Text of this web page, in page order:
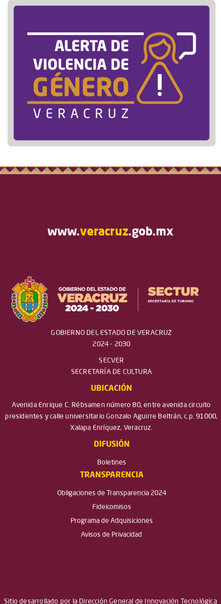
www.veracruz.gob.mx
GOBIERNO DEL ESTADO DE VERACRUZ
2024 - 2030
SECVER
SECRETARÍA DE CULTURA
UBICACIÓN
Avenida Enrique C. Rébsamen número 80, entre avenida circuito
presidentes y calle universitario Gonzalo Aguirre Beltrán, c.p. 91000,
Xalapa Enríquez, Veracruz.
DIFUSIÓN
Boletines
TRANSPARENCIA
Obligaciones de Transparencia 2024
Fideicomisos
Programa de Adquisiciones
Avisos de Privacidad
Sitio desarrollado por la Dirección General de Innovación Tecnológica